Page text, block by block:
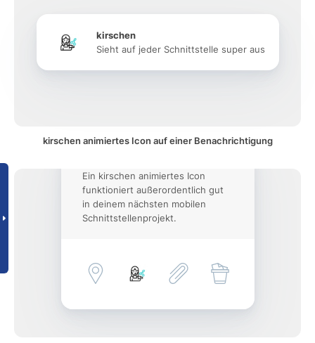
kirschen
Sieht auf jeder Schnittstelle super aus
kirschen animiertes Icon auf einer Benachrichtigung
Ein kirschen animiertes Icon
funktioniert außerordentlich gut
in deinem nächsten mobilen
Schnittstellenprojekt.